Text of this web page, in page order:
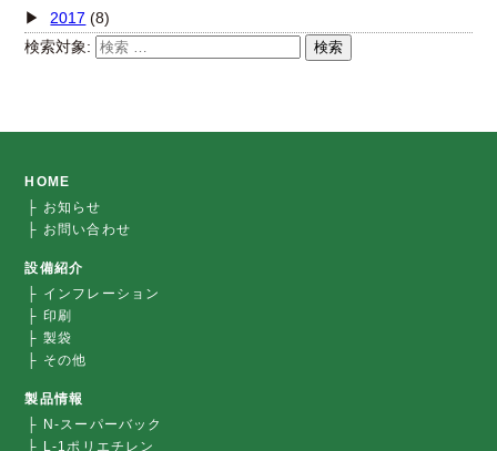
2017 (8)
検索対象:
検索
HOME
├ お知らせ
├ お問い合わせ
設備紹介
├ インフレーション
├ 印刷
├ 製袋
├ その他
製品情報
├ N-スーパーバック
├ L-1ポリエチレン